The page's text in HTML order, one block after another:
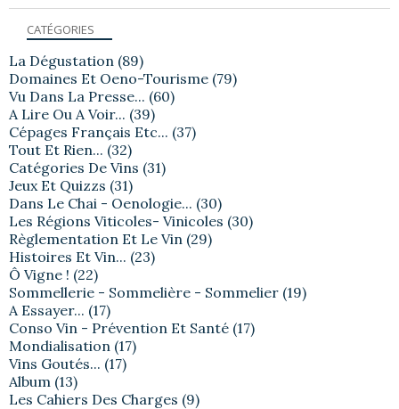
CATÉGORIES
La Dégustation (89)
Domaines Et Oeno-Tourisme (79)
Vu Dans La Presse... (60)
A Lire Ou A Voir... (39)
Cépages Français Etc... (37)
Tout Et Rien... (32)
Catégories De Vins (31)
Jeux Et Quizzs (31)
Dans Le Chai - Oenologie... (30)
Les Régions Viticoles- Vinicoles (30)
Règlementation Et Le Vin (29)
Histoires Et Vin... (23)
Ô Vigne ! (22)
Sommellerie - Sommelière - Sommelier (19)
A Essayer... (17)
Conso Vin - Prévention Et Santé (17)
Mondialisation (17)
Vins Goutés... (17)
Album (13)
Les Cahiers Des Charges (9)